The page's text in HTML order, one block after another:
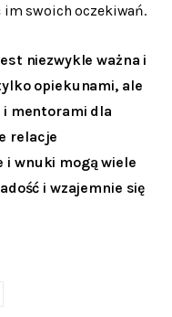
im swoich oczekiwań.
niezwykle ważna i
opiekunami, ale
i mentorami dla
relacje
i wnuki mogą wiele
i wzajemnie się